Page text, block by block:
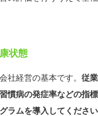
状態
社経営の基本です。従
慣病の発症率などの指
ラムを導入してください